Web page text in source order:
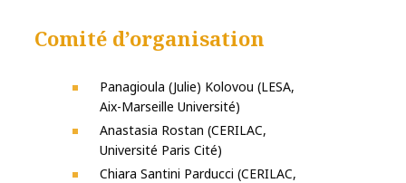
Comité d’organisation
Panagioula (Julie) Kolovou (LESA,
Aix-Marseille Université)
Anastasia Rostan (CERILAC,
Université Paris Cité)
Chiara Santini Parducci (CERILAC,